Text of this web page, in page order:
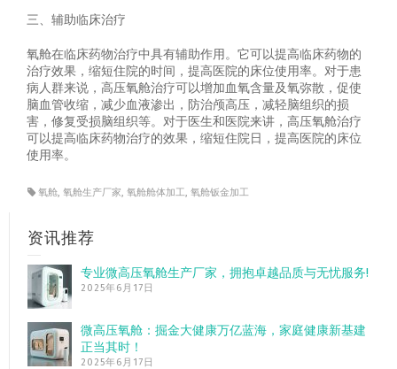
三、辅助临床治疗
氧舱在临床药物治疗中具有辅助作用。它可以提高临床药物的
治疗效果，缩短住院的时间，提高医院的床位使用率。对于患
病人群来说，高压氧舱治疗可以增加血氧含量及氧弥散，促使
脑血管收缩，减少血液渗出，防治颅高压，减轻脑组织的损
害，修复受损脑组织等。对于医生和医院来讲，高压氧舱治疗
可以提高临床药物治疗的效果，缩短住院日，提高医院的床位
使用率。
氧舱,氧舱生产厂家,氧舱舱体加工,氧舱钣金加工
资讯推荐
专业微高压氧舱生产厂家，拥抱卓越品质与无忧服务!
2025年6月17日
微高压氧舱：掘金大健康万亿蓝海，家庭健康新基建
正当其时！
2025年6月17日